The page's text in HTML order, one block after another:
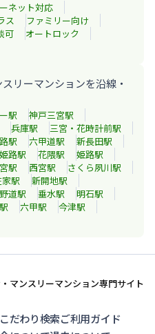
ネット対応
ス
ファミリー向け
可
オートロック
リーマンションを沿線・
駅 神戸三宮駅
兵庫駅 三宮・花時計前駅
駅 六甲道駅 新長田駅
路駅 花隈駅 姫路駅
駅 西宮駅 さくら夙川駅
駅 新開地駅
道駅 垂水駅 明石駅
駅 六甲駅 今津駅
マンスリーマンション専門サイト
こだわり検索ご利用ガイド